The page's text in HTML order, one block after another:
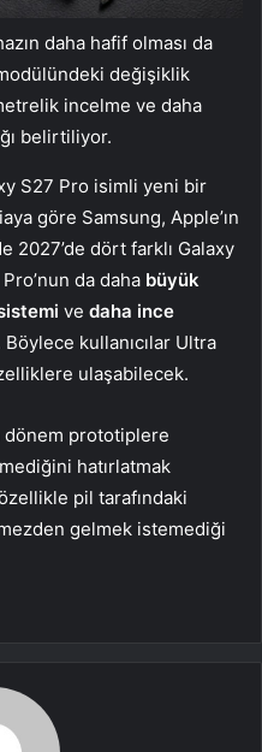
daha hafif olması da
değişiklik
incelme ve daha
belirtiliyor.
S27 Pro isimli yeni bir
göre Samsung, Apple’ın
dört farklı Galaxy
da daha büyük
ve daha ince
kullanıcılar Ultra
ulaşabilecek.
prototiplere
hatırlatmak
pil tarafındaki
gelmek istemediği